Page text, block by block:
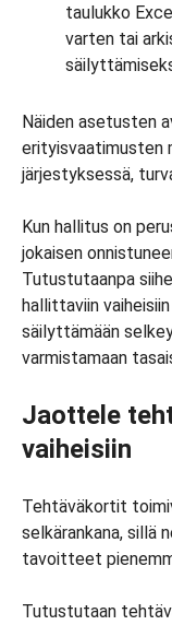
taulukko
varten tai
Näiden asetusten
erityisvaatimusten
järjestyksessä,
Kun hallitus on
jokaisen
Tutustutaanpa
hallittaviin
säilyttämään
varmistamaan
Jaottele
vaiheisiin
Tehtäväkortit
selkärankana, sillä
tavoitteet
Tutustutaan